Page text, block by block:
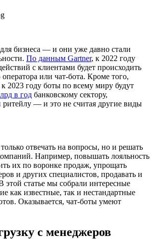
бизнеса — и они уже давно стали
По данным Gartner, к 2022 году
с клиентами будет происходить
оператора или чат-бота. Кроме того,
2023 году боты по всему миру будут
в год банковскому сектору,
ритейлу — и это не считая другие виды
отвечать на вопросы, но и решать
Например, повышать лояльность
их по воронке продаж, упрощать
и других специалистов, продавать и
этой статье мы собрали интересные
как известные, так и нестандартные
Оказывается, чат-боты умеют
с менеджеров